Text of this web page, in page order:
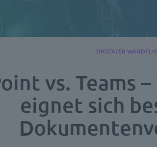
vs. Teams
eignet sich
DIGITALER WANDEL